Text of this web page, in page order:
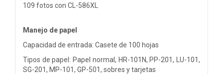
109 fotos con CL-586XL
Manejo de papel
Capacidad de entrada: Casete de 100 hojas
Tipos de papel: Papel normal, HR-101N, PP-201, LU-101,
SG-201, MP-101, GP-501, sobres y tarjetas